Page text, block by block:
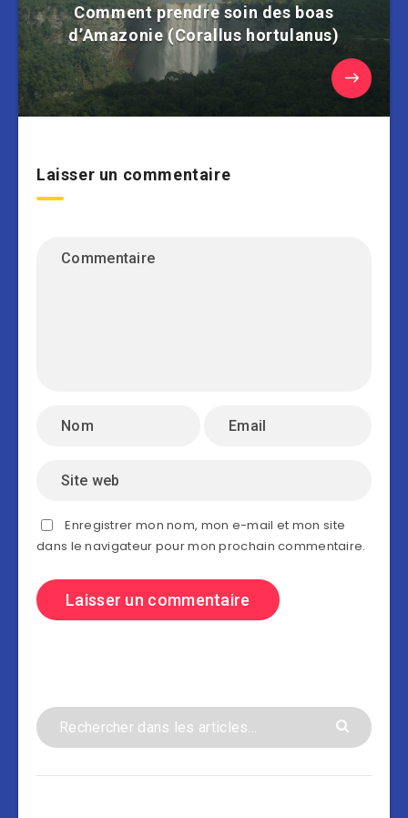
Comment prendre soin des boas
d’Amazonie (Corallus hortulanus)
Laisser un commentaire
Enregistrer mon nom, mon e-mail et mon site
dans le navigateur pour mon prochain commentaire.